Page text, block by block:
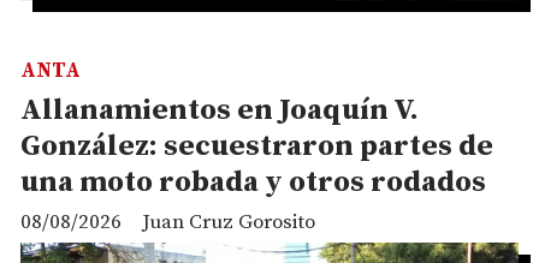
Allanamientos en Joaquín V.
González: secuestraron partes de
una moto robada y otros rodados
Juan Cruz Gorosito
ANTA
08/08/2026